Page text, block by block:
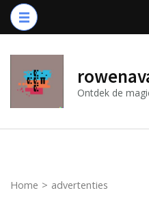
Ga
naar
(druk
Enter)
Ontdek de
Home > advertenties